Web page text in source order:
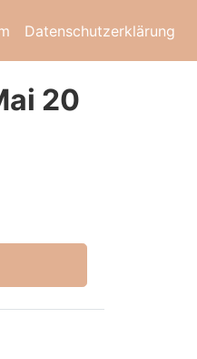
Datenschutzerklärung
20